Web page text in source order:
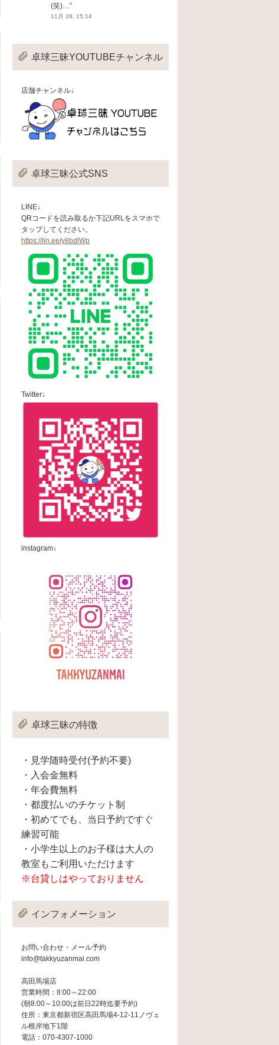
(笑)…”
11月 28, 15:14
卓球三昧YOUTUBEチャンネル
店舗チャンネル↓
卓球三昧公式SNS
LINE↓
QRコードを読み取るか下記URLをスマホで
タップしてください。
https://lin.ee/y8bdlWp
Twitter↓
instagram↓
卓球三昧の特徴
・見学随時受付(予約不要)
・入会金無料
・年会費無料
・都度払いのチケット制
・初めてでも、当日予約ですぐ
練習可能
・小学生以上のお子様は大人の
教室もご利用いただけます
※台貸しはやっておりません
インフォメーション
お問い合わせ・メール予約
info@takkyuzanmai.com
高田馬場店
営業時間：8:00～22:00
(朝8:00～10:00は前日22時迄要予約)
住所：東京都新宿区高田馬場4-12-11ノヴェ
ル根岸地下1階
電話：070-4307-1000